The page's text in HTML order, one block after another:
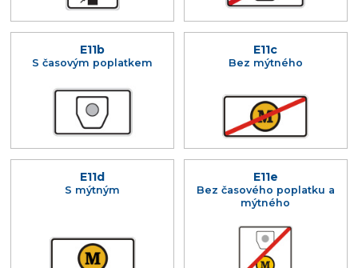
E11b
S časovým poplatkem
E11c
Bez mýtného
E11d
S mýtným
E11e
Bez časového poplatku a
mýtného